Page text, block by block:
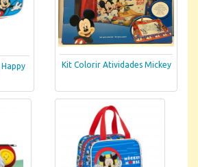
Kit Colorir Atividades Mickey